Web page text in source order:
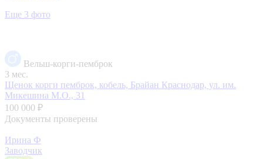
Еще 3 фото
Вельш-корги-пемброк
3 мес.
Щенок корги пемброк, кобель, Брайан Краснодар, ул. им.
Микешина М.О., 31
100 000 ₽
Документы проверены
Ирина Ф
Заводчик